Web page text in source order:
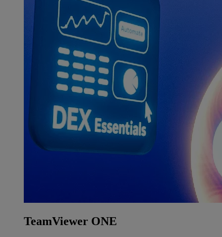
TeamViewer ONE